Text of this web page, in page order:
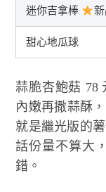
迷你吉拿棒
甜心地瓜球
蒜脆杏鮑菇 78
內嫩再撒蒜酥
就是繼光版的
話份量不算大
錯。